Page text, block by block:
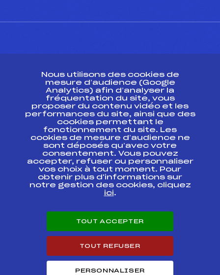
Ressources
Pass’Neige
Projet sportif fédéral
Projet de performance fédéral
Antidopage
Pôle Développement, Formation, Suivi
Scientifique
Listes ministérielles
Pôle vie de l’athlète
Enseignement professionnel
Carrières
Nous utilisons des cookies de
mesure d’audience (Google
Analytics) afin d’analyser la
fréquentation du site, vous
proposer du contenu vidéo et les
performances du site, ainsi que des
cookies permettant le
fonctionnement du site. Les
cookies de mesure d’audience ne
sont déposés qu’avec votre
consentement. Vous pouvez
accepter, refuser ou personnaliser
vos choix à tout moment. Pour
obtenir plus d'informations sur
notre gestion des cookies, cliquez
ici.
TOUT ACCEPTER
TOUT REFUSER
PERSONNALISER